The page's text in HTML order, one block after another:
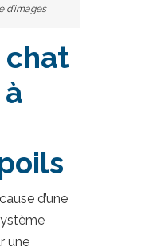
d’images
chat
d’une
une